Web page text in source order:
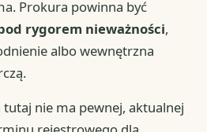
Prokura powinna być
rygorem nieważności,
albo wewnętrzna
nie ma pewnej, aktualnej